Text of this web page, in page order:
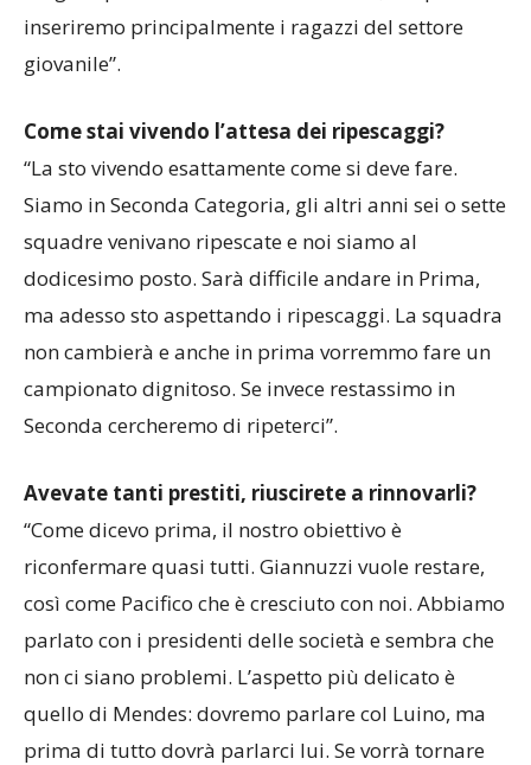
inseriremo principalmente i ragazzi del settore
giovanile”.
Come stai vivendo l’attesa dei ripescaggi?
“La sto vivendo esattamente come si deve fare.
Siamo in Seconda Categoria, gli altri anni sei o sette
squadre venivano ripescate e noi siamo al
dodicesimo posto. Sarà difficile andare in Prima,
ma adesso sto aspettando i ripescaggi. La squadra
non cambierà e anche in prima vorremmo fare un
campionato dignitoso. Se invece restassimo in
Seconda cercheremo di ripeterci”.
Avevate tanti prestiti, riuscirete a rinnovarli?
“Come dicevo prima, il nostro obiettivo è
riconfermare quasi tutti. Giannuzzi vuole restare,
così come Pacifico che è cresciuto con noi. Abbiamo
parlato con i presidenti delle società e sembra che
non ci siano problemi. L’aspetto più delicato è
quello di Mendes: dovremo parlare col Luino, ma
prima di tutto dovrà parlarci lui. Se vorrà tornare